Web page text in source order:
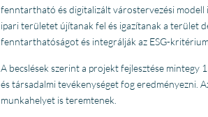
fenntartható és digitalizált várostervezési
ipari területet újítanak fel és igazítanak a terület
fenntarthatóságot és integrálják az ESG-
A becslések szerint a projekt fejlesztése mintegy
és társadalmi tevékenységet fog eredményezni.
munkahelyet is teremtenek.